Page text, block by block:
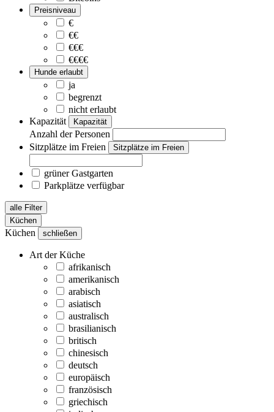
Preisniveau
€
€€
€€€
€€€€
Hunde erlaubt
ja
begrenzt
nicht erlaubt
Kapazität
Kapazität
Anzahl der Personen
Sitzplätze im Freien
Sitzplätze im Freien
grüner Gastgarten
Parkplätze verfügbar
alle Filter
Küchen
Küchen schließen
Art der Küche
afrikanisch
amerikanisch
arabisch
asiatisch
australisch
brasilianisch
britisch
chinesisch
deutsch
europäisch
französisch
griechisch